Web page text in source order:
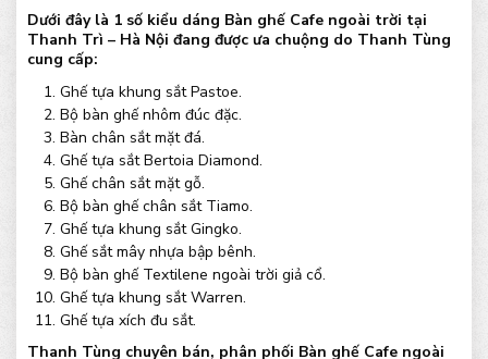
Dưới đây là 1 số kiểu dáng Bàn ghế Cafe ngoài trời tại
Thanh Trì – Hà Nội đang được ưa chuộng do Thanh Tùng
cung cấp:
Ghế tựa khung sắt Pastoe.
Bộ bàn ghế nhôm đúc đặc.
Bàn chân sắt mặt đá.
Ghế tựa sắt Bertoia Diamond.
Ghế chân sắt mặt gỗ.
Bộ bàn ghế chân sắt Tiamo.
Ghế tựa khung sắt Gingko.
Ghế sắt mây nhựa bập bênh.
Bộ bàn ghế Textilene ngoài trời giả cổ.
Ghế tựa khung sắt Warren.
Ghế tựa xích đu sắt.
Thanh Tùng chuyên bán, phân phối Bàn ghế Cafe ngoài